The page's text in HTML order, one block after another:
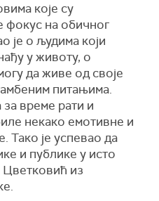
које су
фокус на обичног
је о људима који
у животу, о
да живе од своје
питањима.
време рати и
некако емотивне и
Тако је успевао да
и публике у исто
из